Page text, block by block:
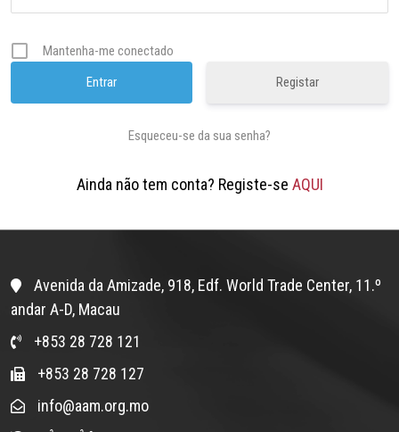
Mantenha-me conectado
Registar
Esqueceu-se da sua senha?
Ainda não tem conta? Registe-se AQUI
Avenida da Amizade, 918, Edf. World Trade Center, 11.º
andar A-D, Macau
+853 28 728 121
+853 28 728 127
info@aam.org.mo